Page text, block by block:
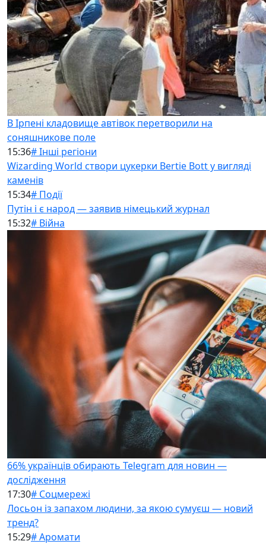
В Ірпені кладовище автівок перетворили на
соняшникове поле
15:36# Інші регіони
Wizarding World створи цукерки Bertie Bott у вигляді
каменів
15:34# Події
Путін і є народ — заявив німецький журнал
15:32# Війна
66% українців обирають Telegram для новин —
дослідження
17:30# Соцмережі
Лосьон із запахом людини, за якою сумуєш — новий
тренд?
15:29# Аромати